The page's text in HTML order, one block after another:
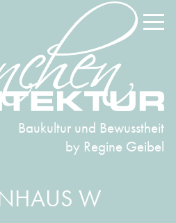
Baukultur und Bewusstheit
by Regine Geibel
W